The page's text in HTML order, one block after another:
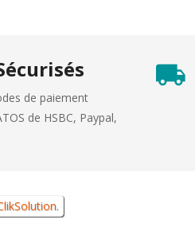
de paiement
de HSBC, Paypal,
.